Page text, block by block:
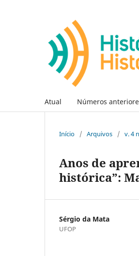
Atual Números
Início / Arquivos / v. 4
Anos de
histórica”:
Sérgio da Mata
UFOP